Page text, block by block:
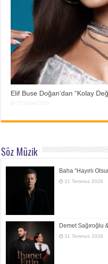
Elif Buse Doğan’dan “Kolay
Söz Müzik
Baha “Hayırlı
31 Temmuz 2026
Demet Sağıroğlu
31 Temmuz 2026